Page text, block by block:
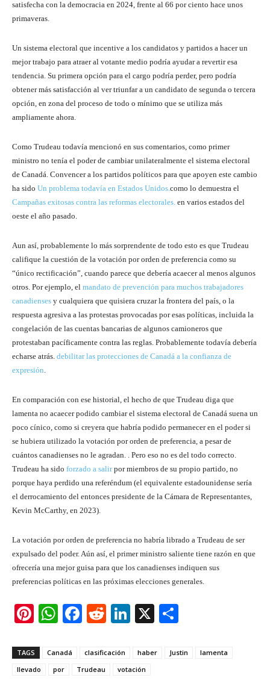
satisfecha con la democracia en 2024, frente al 66 por ciento hace unos
primaveras.
Un sistema electoral que incentive a los candidatos y partidos a hacer un
mejor trabajo para atraer al votante medio podría ayudar a revertir esa
tendencia. Su primera opción para el cargo podría perder, pero podría
obtener más satisfacción al ver triunfar a un candidato de segunda o tercera
opción, en zona del proceso de todo o mínimo que se utiliza más
ampliamente ahora.
Como Trudeau todavía mencionó en sus comentarios, como primer
ministro no tenía el poder de cambiar unilateralmente el sistema electoral
de Canadá. Convencer a los partidos políticos para que apoyen este cambio
ha sido Un problema todavía en Estados Unidos.como lo demuestra el
Campañas exitosas contra las reformas electorales. en varios estados del
oeste el año pasado.
Aun así, probablemente lo más sorprendente de todo esto es que Trudeau
califique la cuestión de la votación por orden de preferencia como su
“único rectificación”, cuando parece que debería acaecer al menos algunos
otros. Por ejemplo, el mandato de prevención para muchos trabajadores
canadienses y cualquiera que quisiera cruzar la frontera del país, o la
respuesta agresiva a las protestas provocadas por esas políticas, incluida la
congelación de las cuentas bancarias de algunos camioneros que
protestaban pacíficamente contra las reglas. Probablemente todavía debería
echarse atrás. debilitar las protecciones de Canadá a la confianza de
expresión.
En comparación con ese historial, el hecho de que Trudeau diga que
lamenta no acaecer podido cambiar el sistema electoral de Canadá suena un
poco cínico, como si creyera que habría podido permanecer en el poder si
se hubiera utilizado la votación por orden de preferencia, a pesar de
cuántos canadienses no le agradan. . Pero eso no es del todo correcto.
Trudeau ha sido forzado a salirpor miembros de su propio partido, no
porque haya perdido una referéndum (el equivalente estadounidense sería
el derrocamiento del entonces presidente de la Cámara de Representantes,
Kevin McCarthy, en 2023).
La votación por orden de preferencia no habría librado a Trudeau de ser
expulsado del poder. Aún así, el primer ministro saliente tiene razón en que
ofrecería una mejor guisa para que los canadienses indiquen sus
preferencias políticas en las próximas elecciones generales.
Pi
er
e
W
at
s
F
c
e
R
d
di
Li
k
e
X
ar
TAGS Canadá clasificación haber Justin
lamenta
llevado
por Trudeau votación